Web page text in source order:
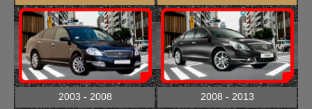
2003 - 2008 2008 - 2013